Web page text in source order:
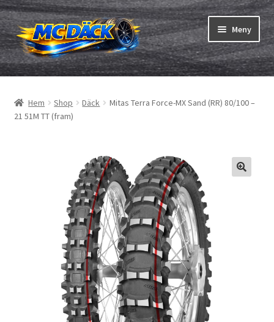
Hoppa
till
navigering
Hoppa
till
innehåll
Meny
Däck
Slangar & fälgband
Hem Shop Däck
Mitas Terra Force-MX Sand (RR) 80/100 –
21 51M TT (fram)